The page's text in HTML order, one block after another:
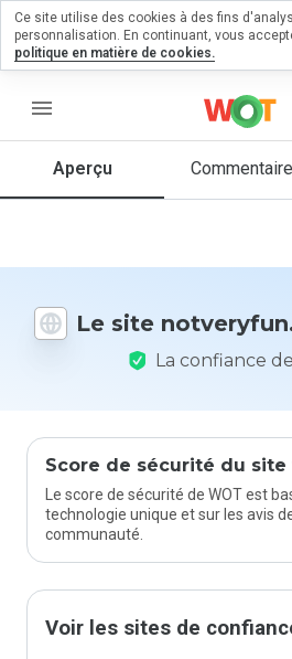
menu
Aperçu
Le site
La confiance
Score de sécurité du site
Le score de sécurité de WOT est
technologie unique et sur les avis
communauté.
Voir les sites de
un
1 et 5
vous à ce
site ?
Ce site utilise des cookies à des fins
personnalisation. En continuant, vous
politique en matière de cookies.